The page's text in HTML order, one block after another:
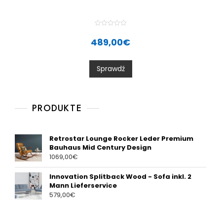
t
0
o
u
t
489,00€
Sprawdź
PRODUKTE
Retrostar Lounge Rocker Leder Premium
Bauhaus Mid Century Design
1069,00€
Innovation Splitback Wood - Sofa inkl. 2
Mann Lieferservice
579,00€